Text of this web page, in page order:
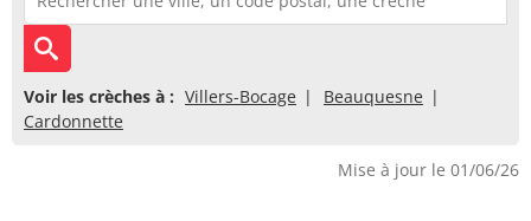
Voir les crèches à : Villers-Bocage
Beauquesne
Cardonnette
Mise à jour le 01/06/26